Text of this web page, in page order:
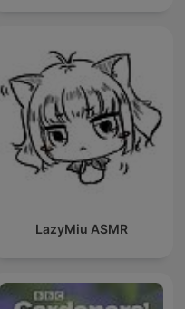
LazyMiu ASMR